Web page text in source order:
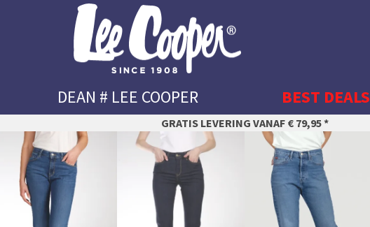
DEAN # LEE COOPER BEST DEALS
GRATIS LEVERING VANAF € 79,95 *